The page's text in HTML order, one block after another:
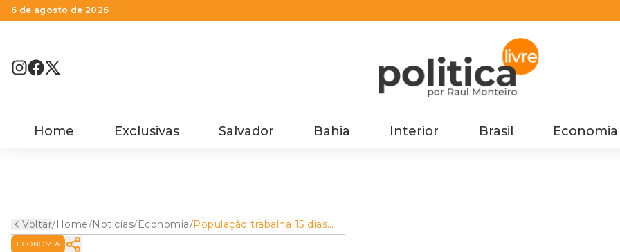
6 de agosto de 2026
Home Exclusivas Salvador Bahia Interior Brasil Economia
Voltar/Home/Noticias/Economia/População trabalha 15 dias
para comprar cesta básica,
ECONOMIA